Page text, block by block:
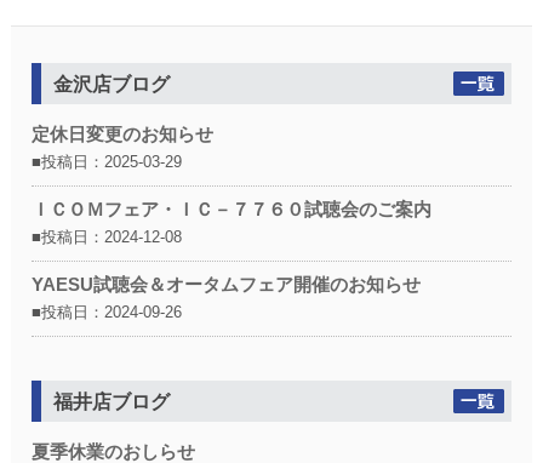
金沢店ブログ
定休日変更のお知らせ
■投稿日：2025-03-29
ＩＣＯＭフェア・ＩＣ－７７６０試聴会のご案内
■投稿日：2024-12-08
YAESU試聴会＆オータムフェア開催のお知らせ
■投稿日：2024-09-26
福井店ブログ
夏季休業のおしらせ